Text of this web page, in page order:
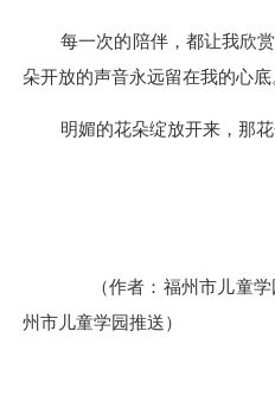
每一次的陪伴，都让我欣
朵开放的声音永远留在我的心底
明媚的花朵绽放开来，那
（作者：福州市儿童
州市儿童学园推送）